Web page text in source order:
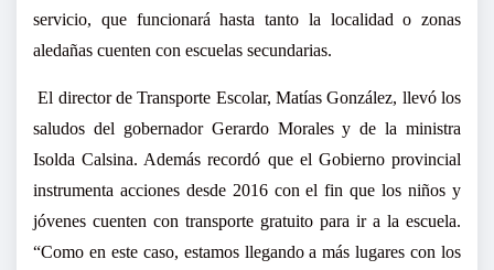
servicio, que funcionará hasta tanto la localidad o zonas
aledañas cuenten con escuelas secundarias.
El director de Transporte Escolar, Matías González, llevó los
saludos del gobernador Gerardo Morales y de la ministra
Isolda Calsina. Además recordó que el Gobierno provincial
instrumenta acciones desde 2016 con el fin que los niños y
jóvenes cuenten con transporte gratuito para ir a la escuela.
“Como en este caso, estamos llegando a más lugares con los